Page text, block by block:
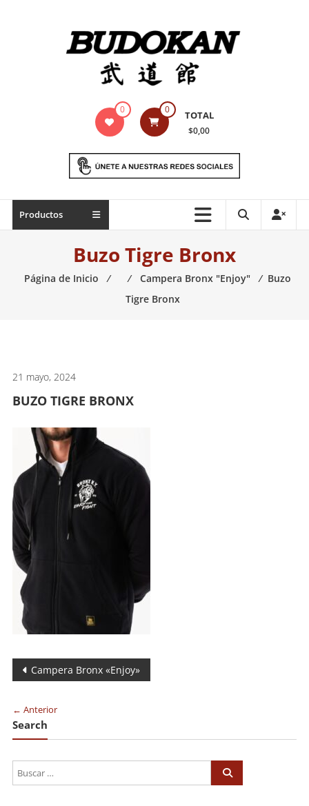
Indumentaria
marciales
Todo
necesario
0 0 TOTAL
$0,00
Productos
Buzo Tigre Bronx
Página de Inicio ⁄ ⁄ Campera Bronx "Enjoy" ⁄ Buzo
Tigre Bronx
21 mayo, 2024
BUZO TIGRE BRONX
Navegación
entradas
Campera Bronx «Enjoy»
← Anterior
Search